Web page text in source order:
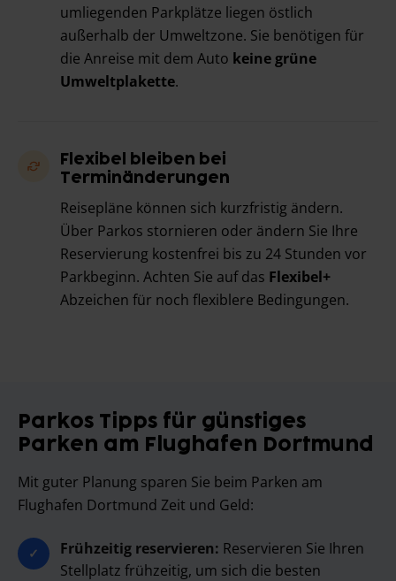
umliegenden Parkplätze liegen östlich
außerhalb der Umweltzone. Sie benötigen für
die Anreise mit dem Auto keine grüne
Umweltplakette.
Flexibel bleiben bei
Terminänderungen
Reisepläne können sich kurzfristig ändern.
Über Parkos stornieren oder ändern Sie Ihre
Reservierung kostenfrei bis zu 24 Stunden vor
Parkbeginn. Achten Sie auf das Flexibel+
Abzeichen für noch flexiblere Bedingungen.
Parkos Tipps für günstiges
Parken am Flughafen Dortmund
Mit guter Planung sparen Sie beim Parken am
Flughafen Dortmund Zeit und Geld:
✓ Frühzeitig reservieren: Reservieren Sie Ihren
Stellplatz frühzeitig, um sich die besten